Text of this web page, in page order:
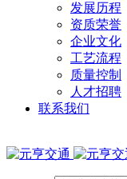
发展历程
资质荣誉
企业文化
工艺流程
质量控制
人才招聘
联系我们